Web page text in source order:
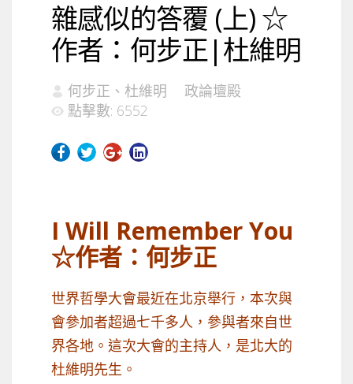
雜感似的答覆 (上) ☆
作者：何步正|杜維明
何步正、杜維明
政論壇殿
點擊數: 6552
I Will Remember You
☆作者：何步正
世界哲學大會最近在北京舉行，本次與
會參加者超過七千多人，參與者來自世
界各地。這次大會的主持人，是北大的
杜維明先生。